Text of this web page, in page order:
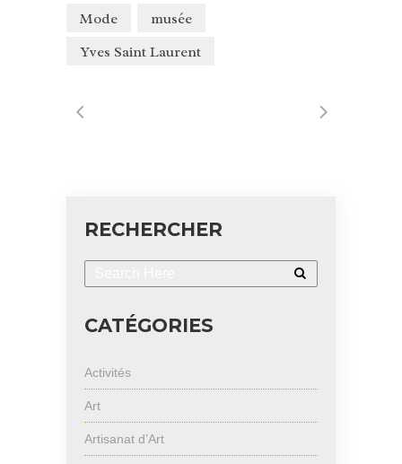
Mode
musée
Yves Saint Laurent
RECHERCHER
CATÉGORIES
Activités
Art
Artisanat d’Art